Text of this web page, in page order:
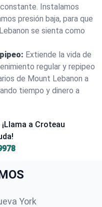
Instalamos
presión baja, para que
se sienta como
Extiende la vida de
regular y repipeo
de Mount Lebanon a
tiempo y dinero a
a Croteau
York